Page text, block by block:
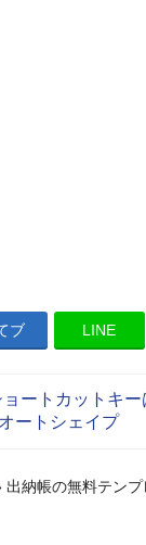
ブ LINE
ートカットキ
ートシェイプ
出納帳の無料テン